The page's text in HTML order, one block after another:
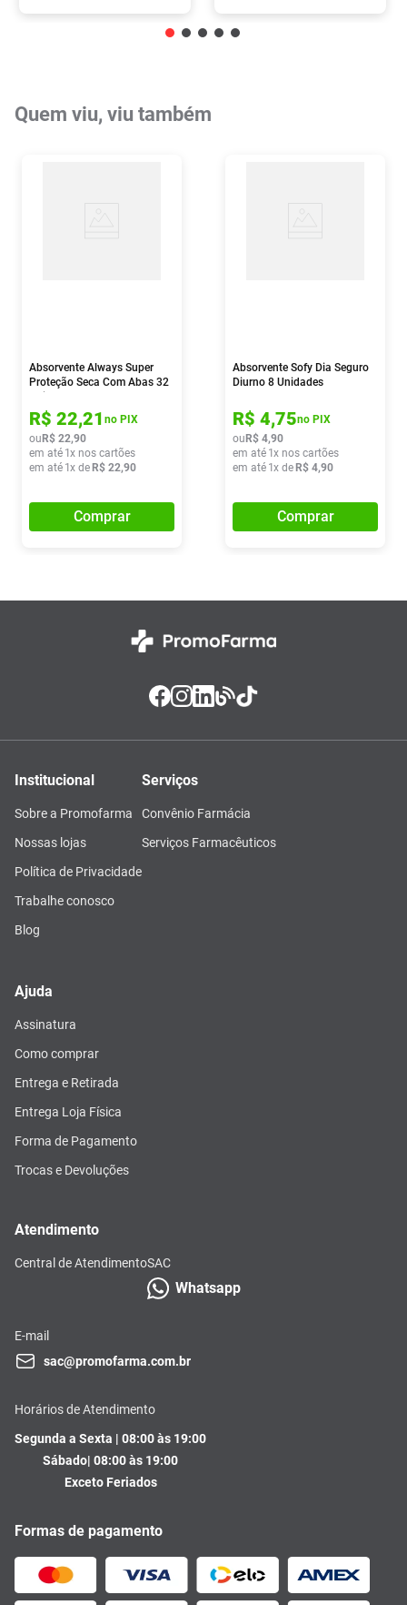
Quem viu, viu também
Absorvente Always Super
Proteção Seca Com Abas 32
R$ 22,21 no PIX
ou R$ 22,90
em até 1x nos cartões
em até 1x de R$ 22,90
Comprar
Absorvente Sofy Dia Seguro
Diurno 8 Unidades
R$ 4,75no PIX
ou R$ 4,90
em até 1x nos cartões
em até 1x de R$ 4,90
Comprar
Institucional
Sobre a Promofarma
Nossas lojas
Política de Privacidade
Trabalhe conosco
Blog
Serviços
Convênio Farmácia
Serviços Farmacêuticos
Ajuda
Assinatura
Como comprar
Entrega e Retirada
Entrega Loja Física
Forma de Pagamento
Trocas e Devoluções
Atendimento
Central de AtendimentoSAC
Whatsapp
E-mail
sac@promofarma.com.br
Horários de Atendimento
Segunda a Sexta | 08:00 às 19:00
Sábado| 08:00 às 19:00
Exceto Feriados
Formas de pagamento